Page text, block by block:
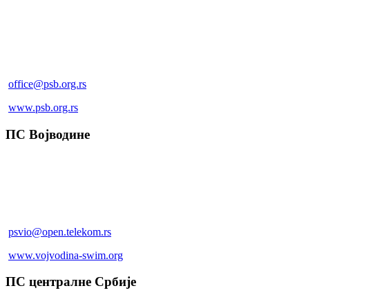
office@psb.org.rs
www.psb.org.rs
ПС Војводине
psvio@open.telekom.rs
www.vojvodina-swim.org
ПС централне Србије